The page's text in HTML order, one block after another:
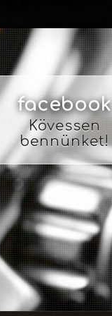
facebook
Kövessen
bennünket!